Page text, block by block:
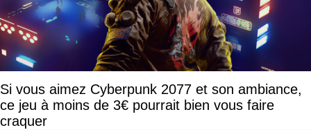
Si vous aimez Cyberpunk 2077 et son ambiance,
ce jeu à moins de 3€ pourrait bien vous faire
craquer